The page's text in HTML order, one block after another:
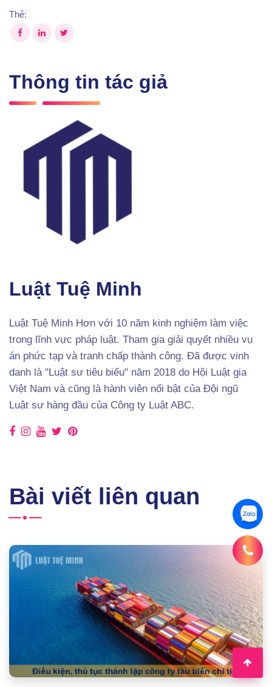
Thẻ:
Thông tin tác giả
Luật Tuệ Minh
Luật Tuệ Minh Hơn với 10 năm kinh nghiệm làm việc
trong lĩnh vực pháp luật. Tham gia giải quyết nhiều vụ
án phức tạp và tranh chấp thành công. Đã được vinh
danh là "Luật sư tiêu biểu" năm 2018 do Hội Luật gia
Việt Nam và cũng là hành viên nổi bật của Đội ngũ
Luật sư hàng đầu của Công ty Luật ABC.
Bài viết liên quan